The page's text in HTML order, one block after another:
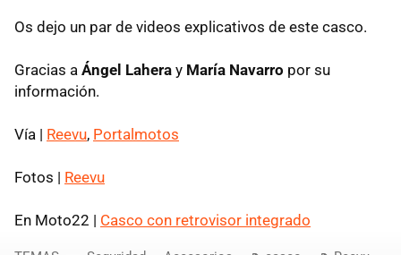
Os dejo un par de videos explicativos de este casco.
Gracias a Ángel Lahera y María Navarro por su
información.
Vía | Reevu, Portalmotos
Fotos | Reevu
En Moto22 | Casco con retrovisor integrado